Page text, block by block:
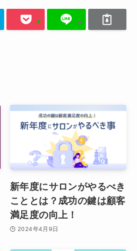
新年度にサロンがやるべき
こととは？成功の鍵は顧客
満足度の向上！
2024年4月9日